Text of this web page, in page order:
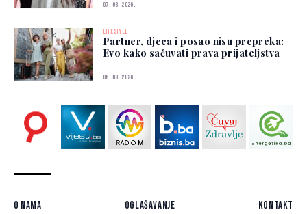
07. 08. 2026.
LIFESTYLE
Partner, djeca i posao nisu prepreka:
Evo kako sačuvati prava prijateljstva
06. 08. 2026.
O nama Oglašavanje Kontakt